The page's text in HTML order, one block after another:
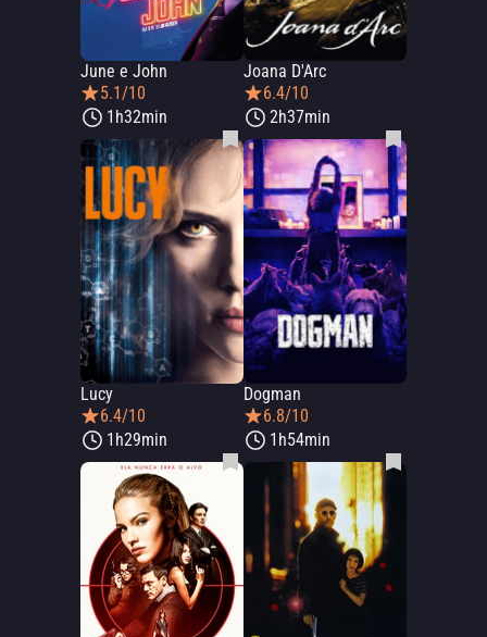
June e John
5.1/10
1h32min
Joana D'Arc
6.4/10
2h37min
Lucy
6.4/10
1h29min
Dogman
6.8/10
1h54min